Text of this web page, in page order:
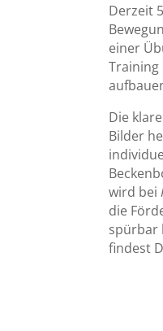
Derzeit
einer
Die
Bilder
wird bei
die
spürbar
findest